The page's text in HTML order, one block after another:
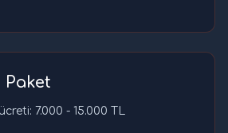
Paket
7.000 - 15.000 TL